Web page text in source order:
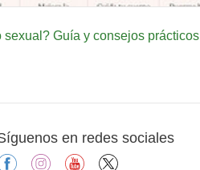
Guía y consejos prácticos
en redes sociales
facebookinstagramyoutube